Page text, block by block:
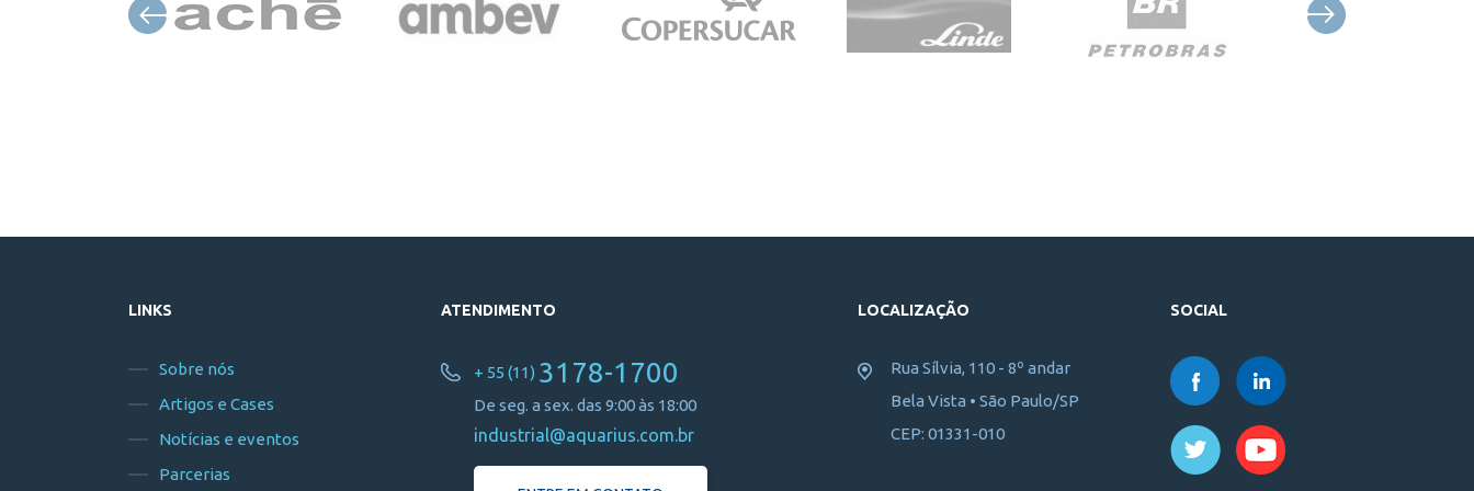
LINKS
Sobre nós
Artigos e Cases
Notícias e eventos
Parcerias
ATENDIMENTO
+ 55 (11) 3178-1700
De seg. a sex. das 9:00 às 18:00
industrial@aquarius.com.br
LOCALIZAÇÃO
Rua Sílvia, 110 - 8º andar
Bela Vista • São Paulo/SP
CEP: 01331-010
SOCIAL